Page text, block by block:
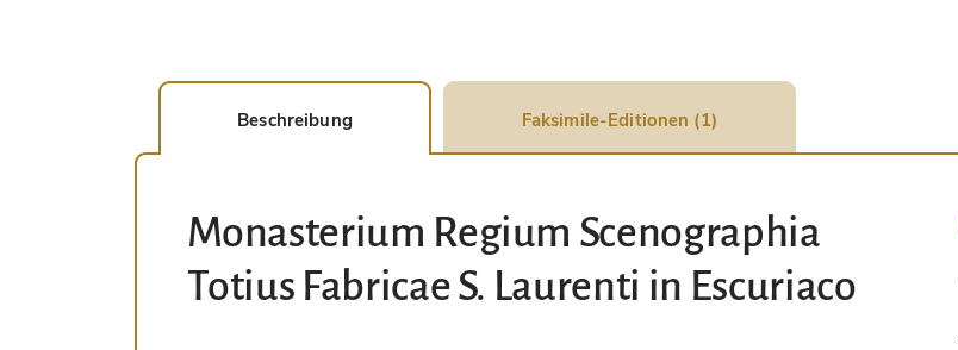
Beschreibung Faksimile-Editionen (1)
Monasterium Regium Scenographia
Totius Fabricae S. Laurenti in Escuriaco